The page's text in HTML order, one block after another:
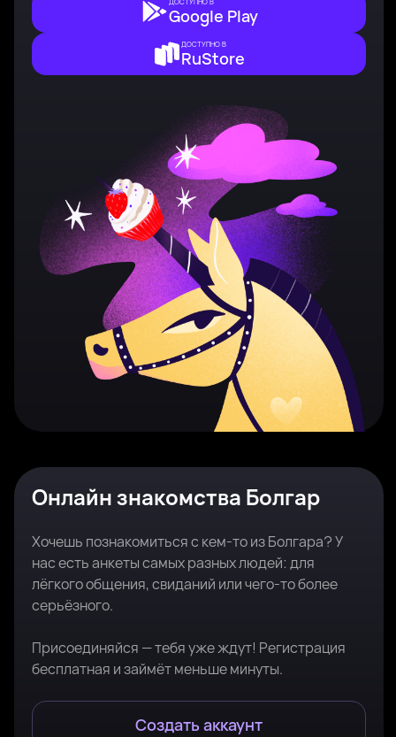
Google Play
ДОСТУПНО В
RuStore
Онлайн знакомства Болгар
Хочешь познакомиться с кем-то из Болгара? У
нас есть анкеты самых разных людей: для
лёгкого общения, свиданий или чего-то более
серьёзного.
Присоединяйся — тебя уже ждут! Регистрация
бесплатная и займёт меньше минуты.
Создать аккаунт